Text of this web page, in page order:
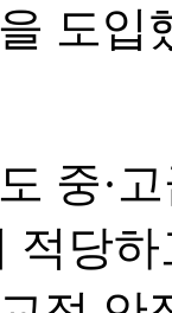
도입
중·
적당